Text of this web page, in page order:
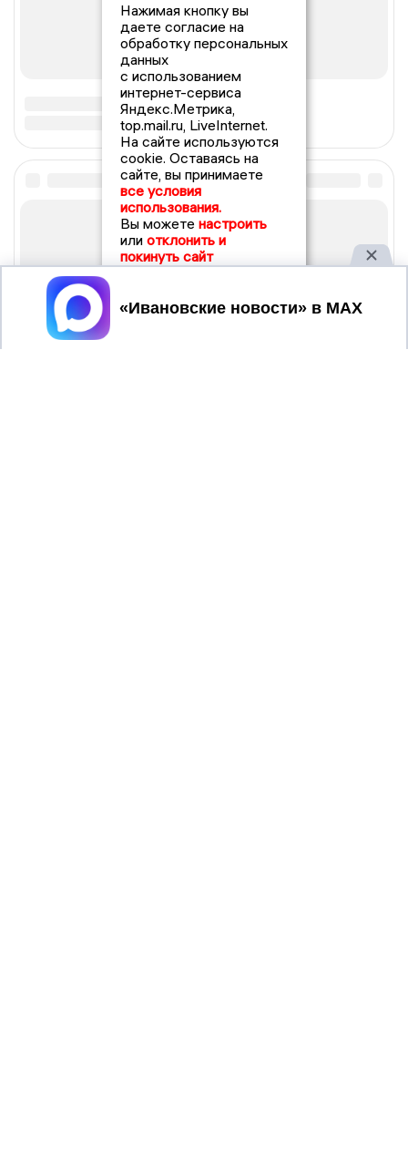
Нажимая кнопку вы
даете согласие на
обработку персональных
данных
с использованием
интернет-сервиса
Яндекс.Метрика,
top.mail.ru, LiveInternet.
На сайте используются
cookie. Оставаясь на
сайте, вы принимаете
все условия
использования.
Вы можете настроить
или отклонить и
покинуть сайт
Принять